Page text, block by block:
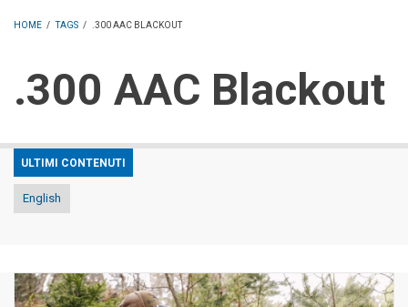
HOME / TAGS / .300 AAC BLACKOUT
.300 AAC Blackout
ULTIMI CONTENUTI
English